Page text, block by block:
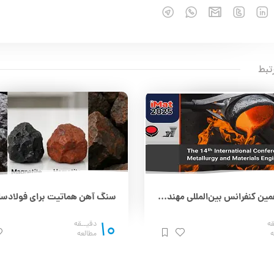
چهاردهمین کنفرانس بین‌المللی مهندسی مواد و متالورژی (IMAT 2025) – 25 و 26 آذر
10 دقیــقه
مطالعه